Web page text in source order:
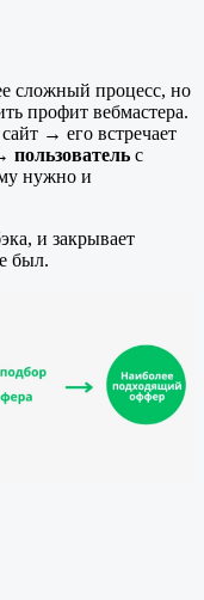
сложный процесс, но
профит вебмастера.
→ его встречает
пользователь с
нужно и
и закрывает
был.